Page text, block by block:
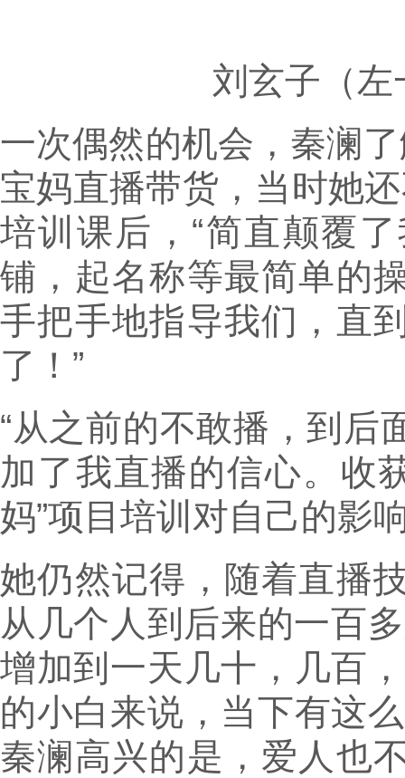
刘玄子（
一次偶然的机会，秦澜
宝妈直播带货，当时她
培训课后，“简直颠覆
铺，起名称等最简单的
手把手地指导我们，直
了！”
“从之前的不敢播，到后
加了我直播的信心。收
妈”项目培训对自己的影
她仍然记得，随着直播
从几个人到后来的一百
增加到一天几十，几百
的小白来说，当下有这
秦澜高兴的是，爱人也